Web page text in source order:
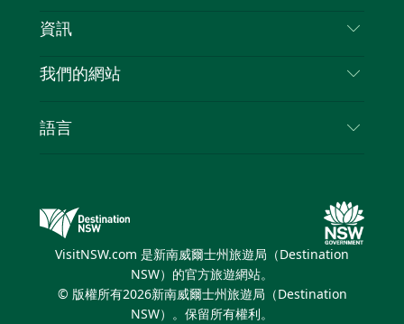
隱私
Cookie 通知
目的地
新南威爾士州公路旅行
活動
資訊
旅行資訊
新南威爾士州的商業
我們的網站
新南威爾士州旅遊局（Destination NSW）媒體中
繽紛雪梨燈光音樂節
語言
VisitNSW.com 是新南威爾士州旅遊局（Destination
NSW）的官方旅遊網站。
© 版權所有2026新南威爾士州旅遊局（Destination
NSW）。保留所有權利。